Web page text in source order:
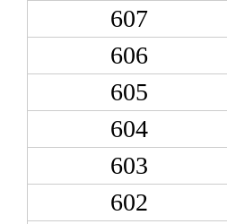
607
606
605
604
603
602